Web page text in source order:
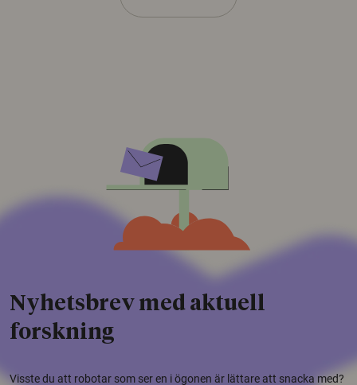
Nyhetsbrev med aktuell
forskning
Visste du att robotar som ser en i ögonen är lättare att snacka med?